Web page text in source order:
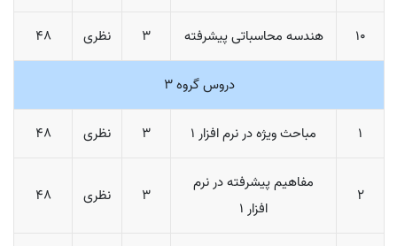
10 هندسه محاسباتی پیشرفته 3 نظری 48
دروس گروه 3
1 مباحث ویژه در نرم افزار 1 3 نظری 48
2
مفاهیم پیشرفته در نرم
افزار 1
3 نظری 48